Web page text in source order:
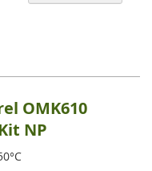
OMK610
NP